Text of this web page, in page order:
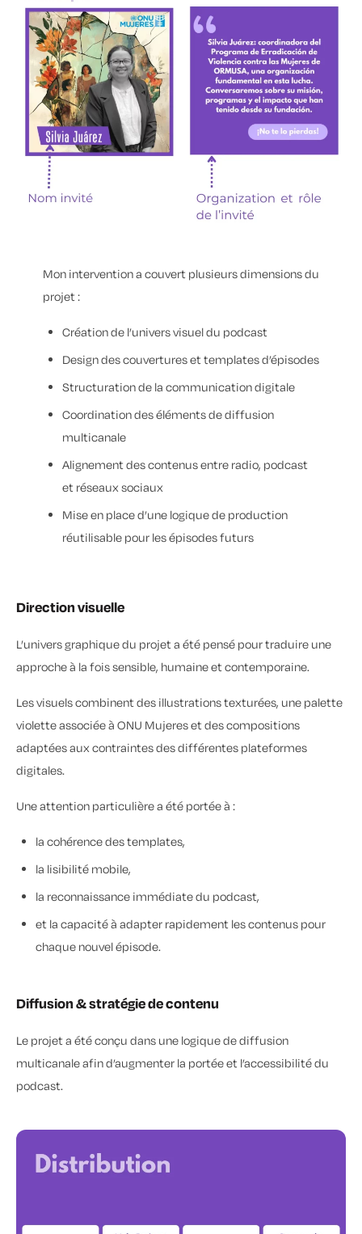
Mon intervention a couvert plusieurs dimensions du
projet :
Création de l’univers visuel du podcast
Design des couvertures et templates d’épisodes
Structuration de la communication digitale
Coordination des éléments de diffusion
multicanale
Alignement des contenus entre radio, podcast
et réseaux sociaux
Mise en place d’une logique de production
réutilisable pour les épisodes futurs
Direction visuelle
L’univers graphique du projet a été pensé pour traduire une
approche à la fois sensible, humaine et contemporaine.
Les visuels combinent des illustrations texturées, une palette
violette associée à ONU Mujeres et des compositions
adaptées aux contraintes des différentes plateformes
digitales.
Une attention particulière a été portée à :
la cohérence des templates,
la lisibilité mobile,
la reconnaissance immédiate du podcast,
et la capacité à adapter rapidement les contenus pour
chaque nouvel épisode.
Diffusion & stratégie de contenu
Le projet a été conçu dans une logique de diffusion
multicanale afin d’augmenter la portée et l’accessibilité du
podcast.